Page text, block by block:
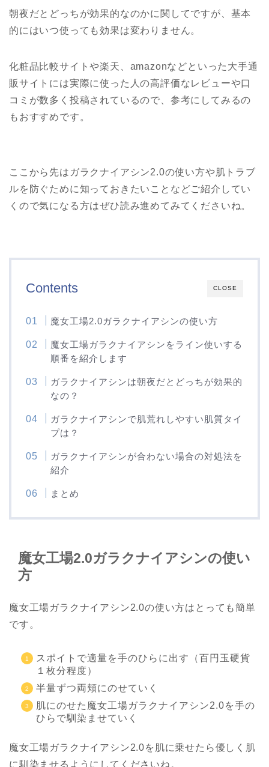
朝夜だとどっちが効果的なのかに関してですが、基本
的にはいつ使っても効果は変わりません。
化粧品比較サイトや楽天、amazonなどといった大手通
販サイトには実際に使った人の高評価なレビューや口
コミが数多く投稿されているので、参考にしてみるの
もおすすめです。
ここから先はガラクナイアシン2.0の使い方や肌トラブ
ルを防ぐために知っておきたいことなどご紹介してい
くので気になる方はぜひ読み進めてみてくださいね。
CLOSE
Contents
魔女工場2.0ガラクナイアシンの使い方
魔女工場ガラクナイアシンをライン使いする
順番を紹介します
ガラクナイアシンは朝夜だとどっちが効果的
なの？
ガラクナイアシンで肌荒れしやすい肌質タイ
プは？
ガラクナイアシンが合わない場合の対処法を
紹介
まとめ
魔女工場2.0ガラクナイアシンの使い
方
魔女工場ガラクナイアシン2.0の使い方はとっても簡単
です。
スポイトで適量を手のひらに出す（百円玉硬貨
１枚分程度）
半量ずつ両頬にのせていく
肌にのせた魔女工場ガラクナイアシン2.0を手の
ひらで馴染ませていく
魔女工場ガラクナイアシン2.0を肌に乗せたら優しく肌
に馴染ませるようにしてくださいね。